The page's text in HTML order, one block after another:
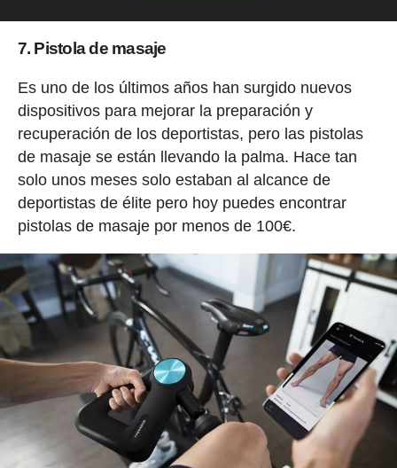
7. Pistola de masaje
Es uno de los últimos años han surgido nuevos
dispositivos para mejorar la preparación y
recuperación de los deportistas, pero las pistolas
de masaje se están llevando la palma. Hace tan
solo unos meses solo estaban al alcance de
deportistas de élite pero hoy puedes encontrar
pistolas de masaje por menos de 100€.